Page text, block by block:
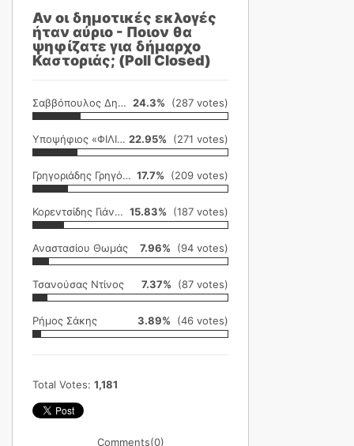
Αν οι δημοτικές εκλογές
ήταν αύριο - Ποιον θα
ψηφίζατε για δήμαρχο
Καστοριάς; (Poll Closed)
Σαββόπουλος Δημήτρης 24.3% (287 votes)
Υποψήφιος «ΦΙΛΙΚΗ ΕΤΑΙΡΕΙΑ» 22.95% (271 votes)
Γρηγοριάδης Γρηγόρης 17.7% (209 votes)
Κορεντσίδης Γιάννης 15.83% (187 votes)
Αναστασίου Θωμάς 7.96% (94 votes)
Τσανούσας Ντίνος 7.37% (87 votes)
Ρήμος Σάκης 3.89% (46 votes)
Total Votes: 1,181
Comments(0)